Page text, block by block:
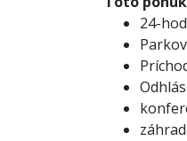
24-